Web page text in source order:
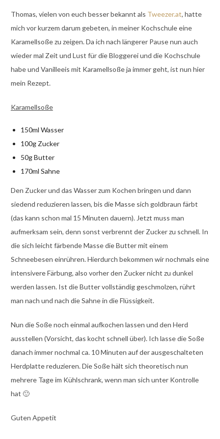
Thomas, vielen von euch besser bekannt als Tweezer.at, hatte
mich vor kurzem darum gebeten, in meiner Kochschule eine
Karamellsoße zu zeigen. Da ich nach längerer Pause nun auch
wieder mal Zeit und Lust für die Bloggerei und die Kochschule
habe und Vanilleeis mit Karamellsoße ja immer geht, ist nun hier
mein Rezept.
Karamellsoße
150ml Wasser
100g Zucker
50g Butter
170ml Sahne
Den Zucker und das Wasser zum Kochen bringen und dann
siedend reduzieren lassen, bis die Masse sich goldbraun färbt
(das kann schon mal 15 Minuten dauern). Jetzt muss man
aufmerksam sein, denn sonst verbrennt der Zucker zu schnell. In
die sich leicht färbende Masse die Butter mit einem
Schneebesen einrühren. Hierdurch bekommen wir nochmals eine
intensivere Färbung, also vorher den Zucker nicht zu dunkel
werden lassen. Ist die Butter vollständig geschmolzen, rührt
man nach und nach die Sahne in die Flüssigkeit.
Nun die Soße noch einmal aufkochen lassen und den Herd
ausstellen (Vorsicht, das kocht schnell über). Ich lasse die Soße
danach immer nochmal ca. 10 Minuten auf der ausgeschalteten
Herdplatte reduzieren. Die Soße hält sich theoretisch nun
mehrere Tage im Kühlschrank, wenn man sich unter Kontrolle
hat 🙂
Guten Appetit